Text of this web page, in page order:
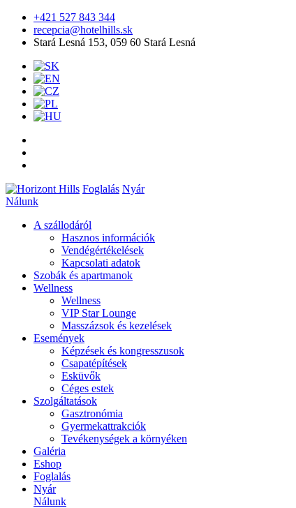
+421 527 843 344
recepcia@hotelhills.sk
Stará Lesná 153, 059 60 Stará Lesná
Foglalás Nyár
Nálunk
A szállodáról
Hasznos információk
Vendégértékelések
Kapcsolati adatok
Szobák és apartmanok
Wellness
Wellness
VIP Star Lounge
Masszázsok és kezelések
Események
Képzések és kongresszusok
Csapatépítések
Esküvők
Céges estek
Szolgáltatások
Gasztronómia
Gyermekattrakciók
Tevékenységek a környéken
Galéria
Eshop
Foglalás
Nyár
Nálunk